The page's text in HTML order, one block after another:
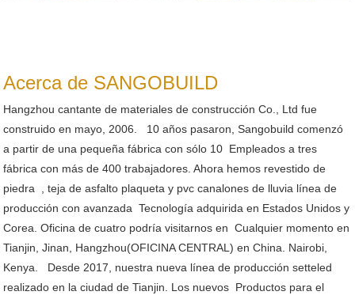
Acerca de SANGOBUILD
Hangzhou cantante de materiales de construcción Co., Ltd fue
construido en mayo, 2006. 10 años pasaron, Sangobuild comenzó
a partir de una pequeña fábrica con sólo 10 Empleados a tres
fábrica con más de 400 trabajadores. Ahora hemos revestido de
piedra , teja de asfalto plaqueta y pvc canalones de lluvia línea de
producción con avanzada Tecnología adquirida en Estados Unidos y
Corea. Oficina de cuatro podría visitarnos en Cualquier momento en
Tianjin, Jinan, Hangzhou(OFICINA CENTRAL) en China. Nairobi,
Kenya. Desde 2017, nuestra nueva línea de producción setteled
realizado en la ciudad de Tianjin. Los nuevos Productos para el